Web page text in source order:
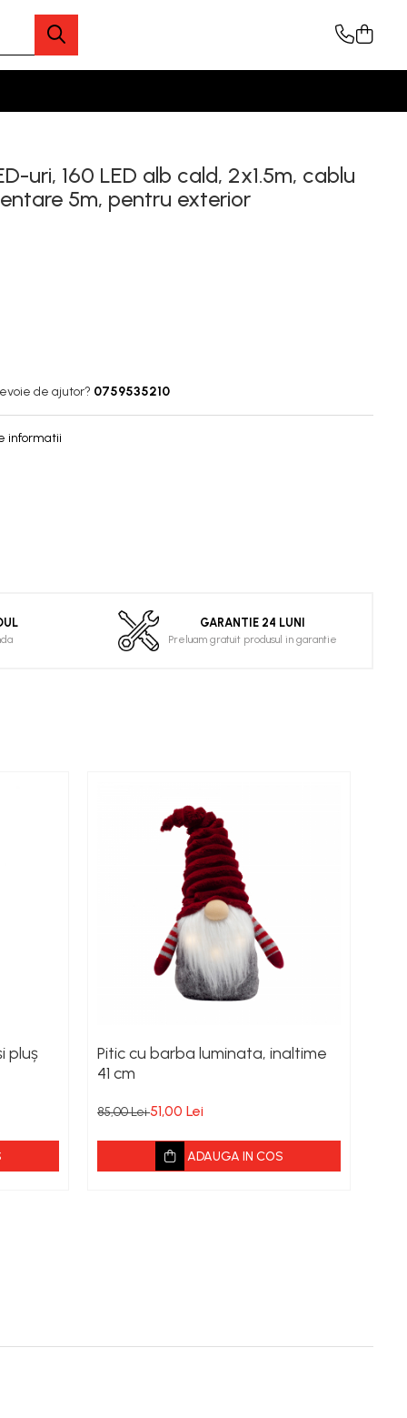
uri, 160 LED alb cald, 2x1.5m, cablu
5m, pentru exterior
de ajutor? 0759535210
informatii
GARANTIE 24 LUNI
Preluam gratuit produsul in garantie
pluș
Pitic cu barba luminata, inaltime
41 cm
85,00 Lei51,00 Lei
ADAUGA IN COS